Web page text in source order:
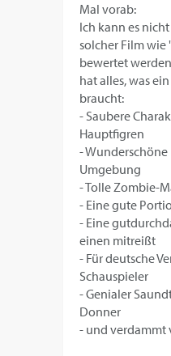
Mal vorab:
Ich kann es
solcher Film wie
bewertet
hat alles, was
braucht:
- Saubere
Hauptfigren
-
Umgebung
- Tolle Zombie-
- Eine gute
- Eine
einen mitreißt
- Für deutsche
Schauspieler
- Genialer
Donner
- und verdammt